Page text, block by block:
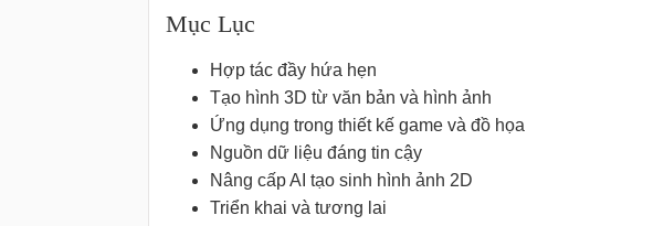
Mục Lục
Hợp tác đầy hứa hẹn
Tạo hình 3D từ văn bản và hình ảnh
Ứng dụng trong thiết kế game và đồ họa
Nguồn dữ liệu đáng tin cậy
Nâng cấp AI tạo sinh hình ảnh 2D
Triển khai và tương lai